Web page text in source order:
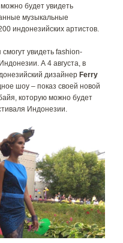
будет увидеть
музыкальные
индонезийских артистов.
смогут увидеть fashion-
А 4 августа, в
дизайнер Ferry
шоу – показ своей новой
которую можно будет
Индонезии.